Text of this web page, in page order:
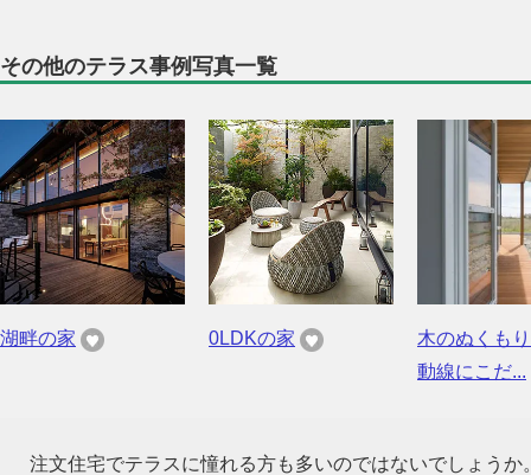
その他のテラス事例写真一覧
湖畔の家 0LDKの家
木のぬくも
動線にこだ...
注文住宅でテラスに憧れる方も多いのではないでしょう